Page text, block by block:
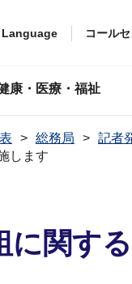
Language コール
康・医療・福祉
総務局
記者
します
関す